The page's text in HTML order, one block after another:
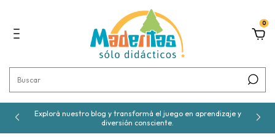
0
Explorá nuestro blog y transformá el juego en aprendizaje y
diversión consciente.